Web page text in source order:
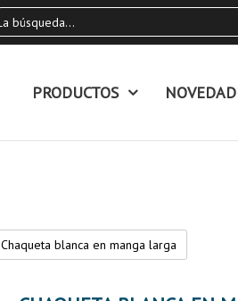
PRODUCTOS
Chaqueta blanca en manga larga